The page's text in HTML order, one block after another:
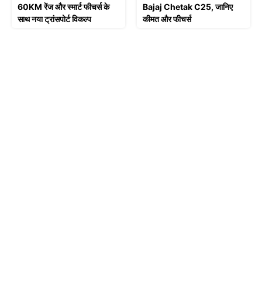
60KM रेंज और स्मार्ट फीचर्स के
साथ नया ट्रांसपोर्ट विकल्प
Bajaj Chetak C25, जानिए
कीमत और फीचर्स